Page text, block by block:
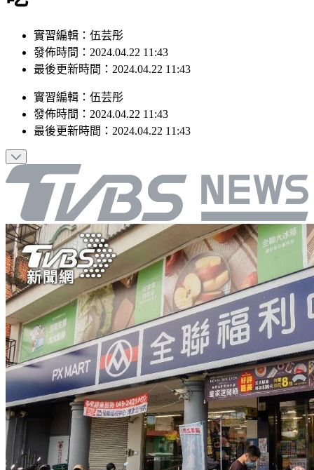
吃
實習編輯：伍芸彤
發佈時間：2024.04.22 11:43
實習編輯 ： 伍芸彤
發佈時間：2024.04.22 11:43